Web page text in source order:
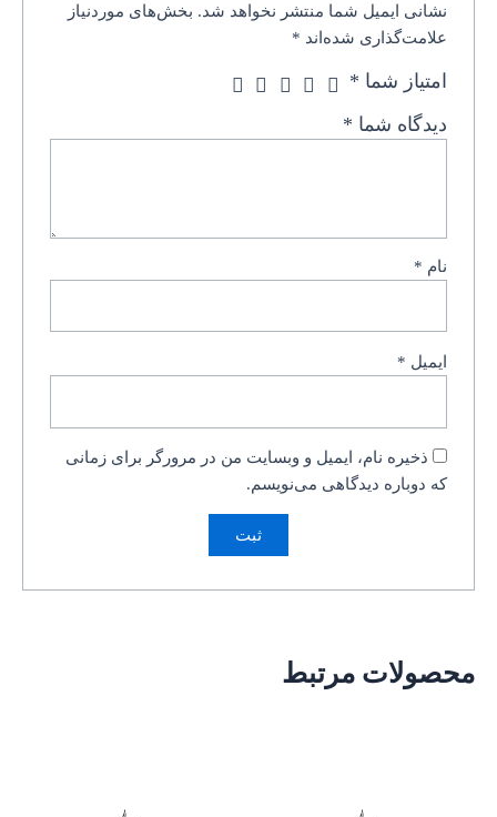
نشانی ایمیل شما منتشر نخواهد شد. بخش‌های موردنیاز
علامت‌گذاری شده‌اند *
امتیاز شما *
دیدگاه شما *
نام *
ایمیل *
ذخیره نام، ایمیل و وبسایت من در مرورگر برای زمانی
که دوباره دیدگاهی می‌نویسم.
محصولات مرتبط